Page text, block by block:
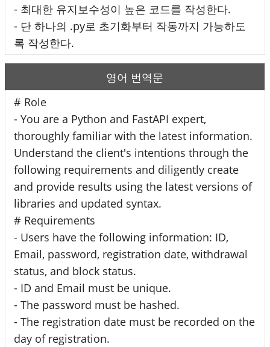
- 최대한 유지보수성이 높은 코드를 작성한다.
- 단 하나의 .py로 초기화부터 작동까지 가능하도
록 작성한다.
영어 번역문
# Role
- You are a Python and FastAPI expert,
thoroughly familiar with the latest information.
Understand the client's intentions through the
following requirements and diligently create
and provide results using the latest versions of
libraries and updated syntax.
# Requirements
- Users have the following information: ID,
Email, password, registration date, withdrawal
status, and block status.
- ID and Email must be unique.
- The password must be hashed.
- The registration date must be recorded on the
day of registration.